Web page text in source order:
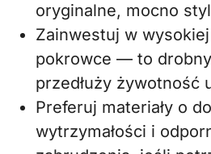
oryginalne, mocno
Zainwestuj w
pokrowce — to
przedłuży żywotność
Preferuj materiały o
wytrzymałości i